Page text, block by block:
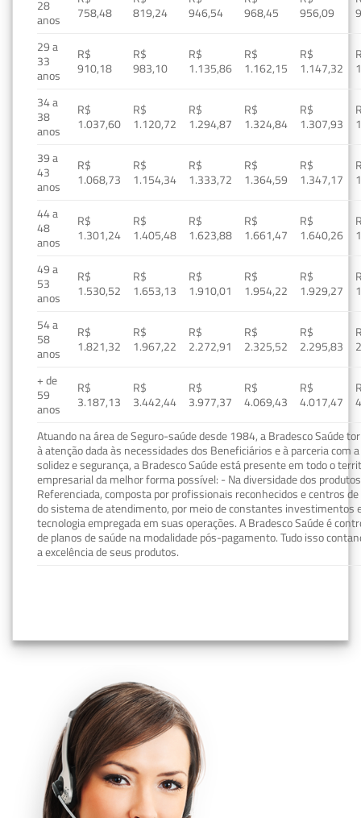
28
anos
758,48
819,24
946,54
968,45
956,09
29 a
33
anos
R$
910,18
R$
983,10
R$
1.135,86
R$
1.162,15
R$
1.147,32
34 a
38
anos
R$
1.037,60
R$
1.120,72
R$
1.294,87
R$
1.324,84
R$
1.307,93
39 a
43
anos
R$
1.068,73
R$
1.154,34
R$
1.333,72
R$
1.364,59
R$
1.347,17
44 a
48
anos
R$
1.301,24
R$
1.405,48
R$
1.623,88
R$
1.661,47
R$
1.640,26
49 a
53
anos
R$
1.530,52
R$
1.653,13
R$
1.910,01
R$
1.954,22
R$
1.929,27
54 a
58
anos
R$
1.821,32
R$
1.967,22
R$
2.272,91
R$
2.325,52
R$
2.295,83
+ de
59
anos
R$
3.187,13
R$
3.442,44
R$
3.977,37
R$
4.069,43
R$
4.017,47
Atuando na área de Seguro-saúde desde 1984, a Bradesco Saúde
à atenção dada às necessidades dos Beneficiários e à parceria com
solidez e segurança, a Bradesco Saúde está presente em todo o
empresarial da melhor forma possível: - Na diversidade dos
Referenciada, composta por profissionais reconhecidos e centros
do sistema de atendimento, por meio de constantes investimentos
tecnologia empregada em suas operações. A Bradesco Saúde é
de planos de saúde na modalidade pós-pagamento. Tudo isso
a excelência de seus produtos.